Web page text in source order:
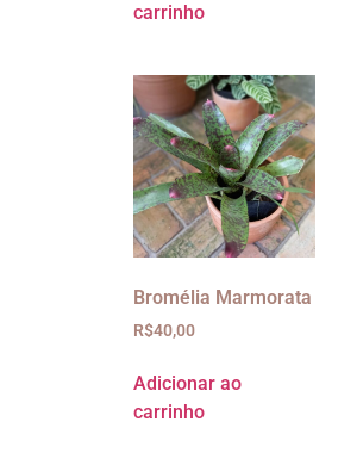
carrinho
Bromélia Marmorata
R$40,00
Adicionar ao
carrinho